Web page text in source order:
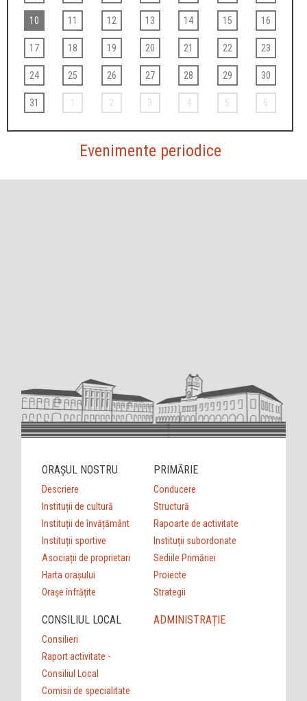
10 11 12 13 14 15 16
17 18 19 20 21 22 23
24 25 26 27 28 29 30
31 1 2 3 4 5 6
Evenimente periodice
ORAȘUL NOSTRU
Descriere
Instituții de cultură
Instituții de învățământ
Instituții sportive
Asociații de proprietari
Harta orașului
Orașe înfrățite
PRIMĂRIE
Conducere
Structură
Rapoarte de activitate
Instituții subordonate
Sediile Primăriei
Proiecte
Strategii
CONSILIUL LOCAL
Consilieri
Raport activitate -
Consiliul Local
Comisii de specialitate
ADMINISTRAȚIE